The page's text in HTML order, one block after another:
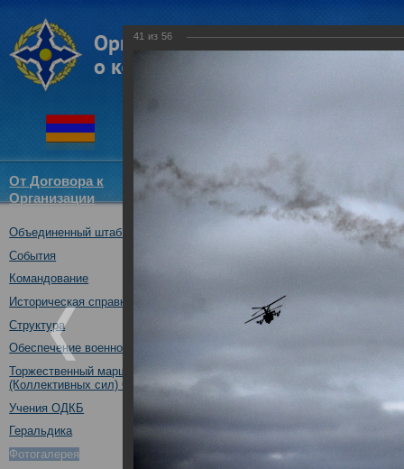
От Договора к
Организации
Структура
ОДКБ
Новости
Объединенный штаб ОДКБ
События
Командование
Историческая справка
Структура
Обеспечение военной безопасности
Торжественный марш Войск
(Коллективных сил) ОДКБ
Учения ОДКБ
Геральдика
Фотогалерея
совместное учение с КСОР
"Мулино", Нижегородская
41 из 56